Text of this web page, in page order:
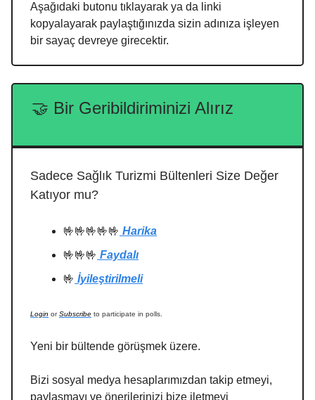
Aşağıdaki butonu tıklayarak ya da linki
kopyalayarak paylaştığınızda sizin adınıza işleyen
bir sayaç devreye girecektir.
🤝 Bir Geribildiriminizi Alırız
Sadece Sağlık Turizmi Bültenleri Size Değer
Katıyor mu?
🤟🤟🤟🤟🤟 Harika
🤟🤟🤟 Faydalı
🤟 İyileştirilmeli
Login orSubscribe to participate in polls.
Yeni bir bültende görüşmek üzere.
Bizi sosyal medya hesaplarımızdan takip etmeyi,
paylaşmayı ve önerilerinizi bize iletmeyi